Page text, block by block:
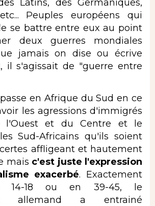
Latins, des Germaniques,
Peuples européens qui
se battre entre eux au point
deux guerres mondiales
jamais on dise ou écrive
il s'agissait de "guerre entre
en Afrique du Sud en ce
les agressions d'immigrés
l'Ouest et du Centre et le
Sud-Africains qu'ils soient
affligeant et hautement
mais c'est juste l'expression
exacerbé. Exactement
14-18 ou en 39-45, le
allemand a entrainé